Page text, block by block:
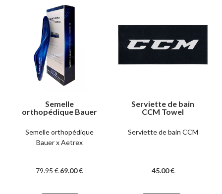
Semelle
orthopédique Bauer
Semelle orthopédique
Bauer x Aetrex
79.95€ 69.00€
Serviette de bain
CCM Towel
Serviette de bain CCM
45.00 €